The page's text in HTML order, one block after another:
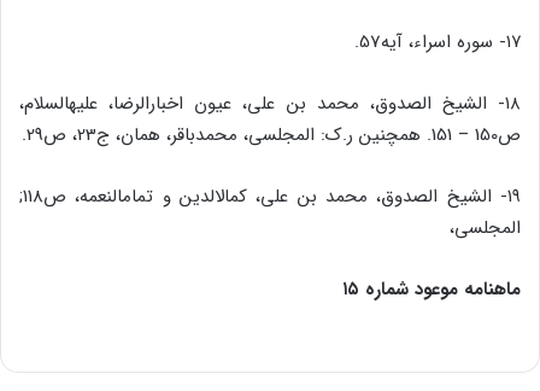
۱۷- سوره اسراء، آیه‏57.
۱۸- الشیخ الصدوق، محمد بن على، عیون اخبارالرضا، علیه‏السلام،
ص‏150 – 151. همچنین ر.ک: المجلسى، محمدباقر، همان، ج‏23، ص‏29.
۱۹- الشیخ الصدوق، محمد بن على، کمال‏الدین و تمام‏النعمه، ص‏118;
المجلسى،
ماهنامه موعود شماره ۱۵